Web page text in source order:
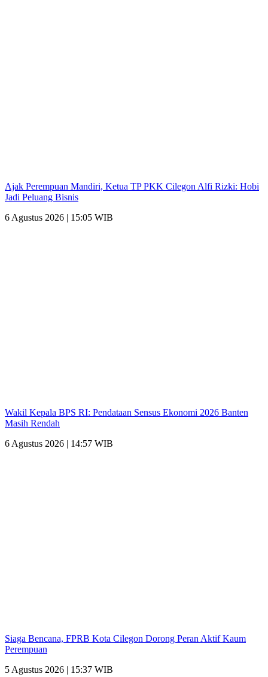
Ajak Perempuan Mandiri, Ketua TP PKK Cilegon Alfi Rizki: Hobi
Jadi Peluang Bisnis
6 Agustus 2026 | 15:05 WIB
Wakil Kepala BPS RI: Pendataan Sensus Ekonomi 2026 Banten
Masih Rendah
6 Agustus 2026 | 14:57 WIB
Siaga Bencana, FPRB Kota Cilegon Dorong Peran Aktif Kaum
Perempuan
5 Agustus 2026 | 15:37 WIB